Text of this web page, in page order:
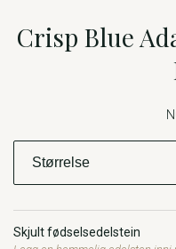
Crisp Blue
Skjult fødselsedelstein